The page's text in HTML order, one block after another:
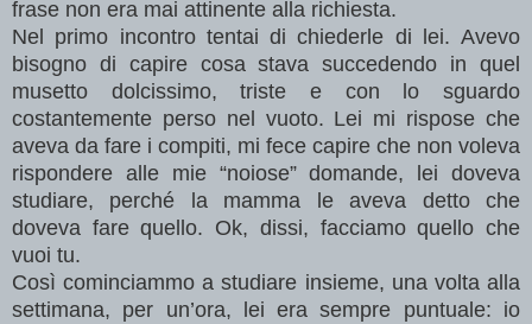
frase non era mai attinente alla richiesta.
Nel primo incontro tentai di chiederle di lei. Avevo
bisogno di capire cosa stava succedendo in quel
musetto dolcissimo, triste e con lo sguardo
costantemente perso nel vuoto. Lei mi rispose che
aveva da fare i compiti, mi fece capire che non voleva
rispondere alle mie “noiose” domande, lei doveva
studiare, perché la mamma le aveva detto che
doveva fare quello. Ok, dissi, facciamo quello che
vuoi tu.
Così cominciammo a studiare insieme, una volta alla
settimana, per un’ora, lei era sempre puntuale: io